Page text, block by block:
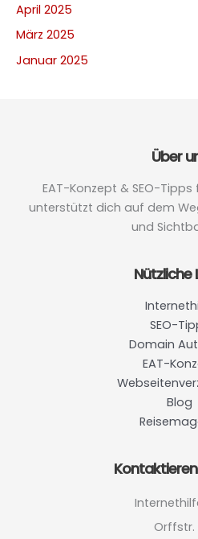
April 2025
März 2025
Januar 2025
Über
EAT-Konzept & SEO-
unterstützt dich auf dem
und
Nützliche
SEO-
Domain
EAT-
Blog
Orffstr.